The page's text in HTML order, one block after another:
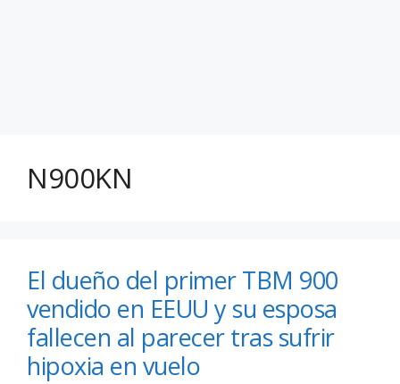
N900KN
El dueño del primer TBM 900
vendido en EEUU y su esposa
fallecen al parecer tras sufrir
hipoxia en vuelo